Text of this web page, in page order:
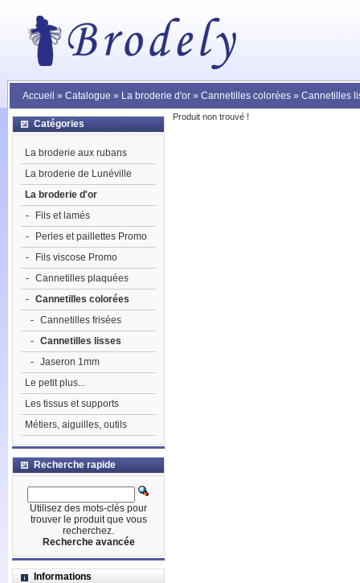
Accueil » Catalogue » La broderie d'or » Cannetilles colorées » Cannetilles
Produit non trouvé !
Catégories
La broderie aux rubans
La broderie de Lunéville
La broderie d'or
-
Fils et lamés
-
Perles et paillettes Promo
-
Fils viscose Promo
- Cannetilles plaquées
- Cannetilles colorées
- Cannetilles frisées
- Cannetilles lisses
- Jaseron 1mm
Le petit plus...
Les tissus et supports
Métiers, aiguilles, outils
Recherche rapide
Utilisez des mots-clés pour
trouver le produit que vous
recherchez.
Recherche avancée
Informations